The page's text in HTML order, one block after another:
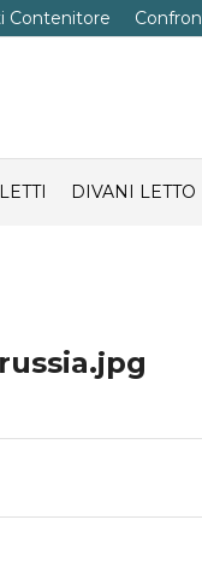
Contenitore
LETTI DIVANI LETTO